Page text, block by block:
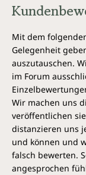
Mit dem
Gelegenheit
auszutauschen.
im Forum
Wir machen uns
veröffentlichen
distanzieren uns
und können und
falsch bewerten.
angesprochen